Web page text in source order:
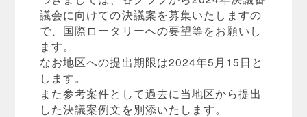
議会に向けての決議案を募集いたしますの
で、国際ロータリーへの要望等をお願いし
ます。
なお地区への提出期限は2024年5月15日と
します。
また参考案件として過去に当地区から提出
した決議案例文を別添いたします。